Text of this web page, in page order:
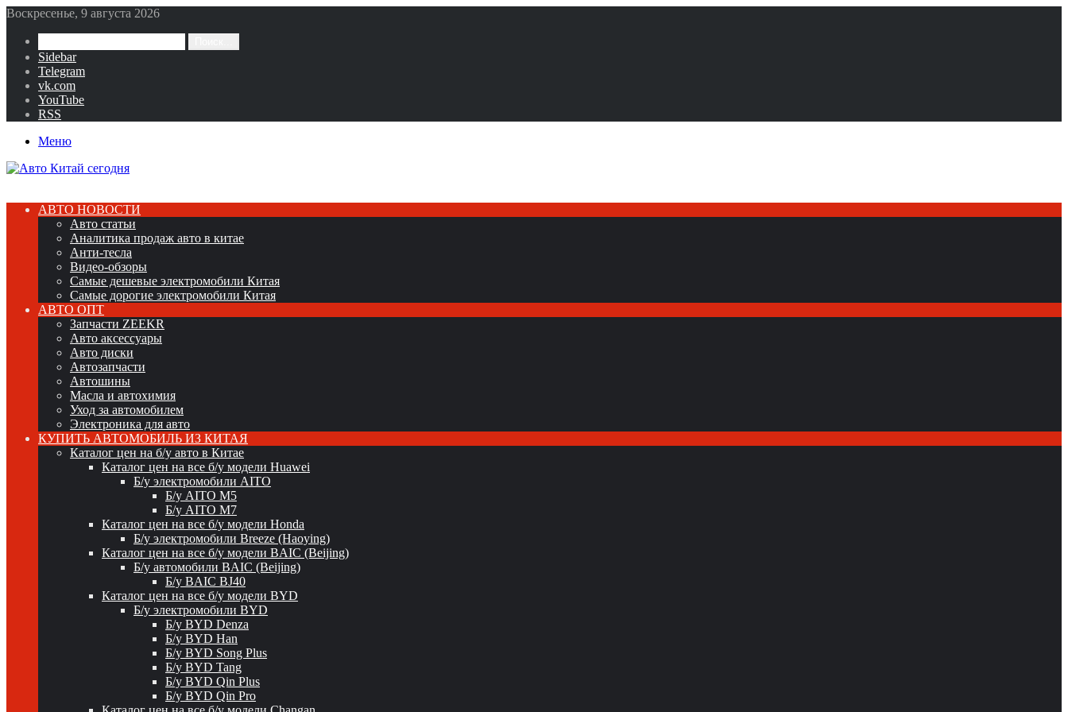
Воскресенье, 9 августа 2026
Sidebar
Telegram
vk.com
YouTube
RSS
Меню
АВТО НОВОСТИ
Авто статьи
Аналитика продаж авто в китае
Анти-тесла
Видео-обзоры
Самые дешевые электромобили Китая
Самые дорогие электромобили Китая
АВТО ОПТ
Запчасти ZEEKR
Авто аксессуары
Авто диски
Автозапчасти
Автошины
Масла и автохимия
Уход за автомобилем
Электроника для авто
КУПИТЬ АВТОМОБИЛЬ ИЗ КИТАЯ
Каталог цен на б/у авто в Китае
Каталог цен на все б/у модели Huawei
Б/у электромобили AITO
Б/у AITO M5
Б/у AITO M7
Каталог цен на все б/у модели Honda
Б/у электромобили Breeze (Haoying)
Каталог цен на все б/у модели BAIC (Beijing)
Б/у автомобили BAIC (Beijing)
Б/у BAIC BJ40
Каталог цен на все б/у модели BYD
Б/у электромобили BYD
Б/у BYD Denza
Б/у BYD Han
Б/у BYD Song Plus
Б/у BYD Tang
Б/у BYD Qin Plus
Б/у BYD Qin Pro